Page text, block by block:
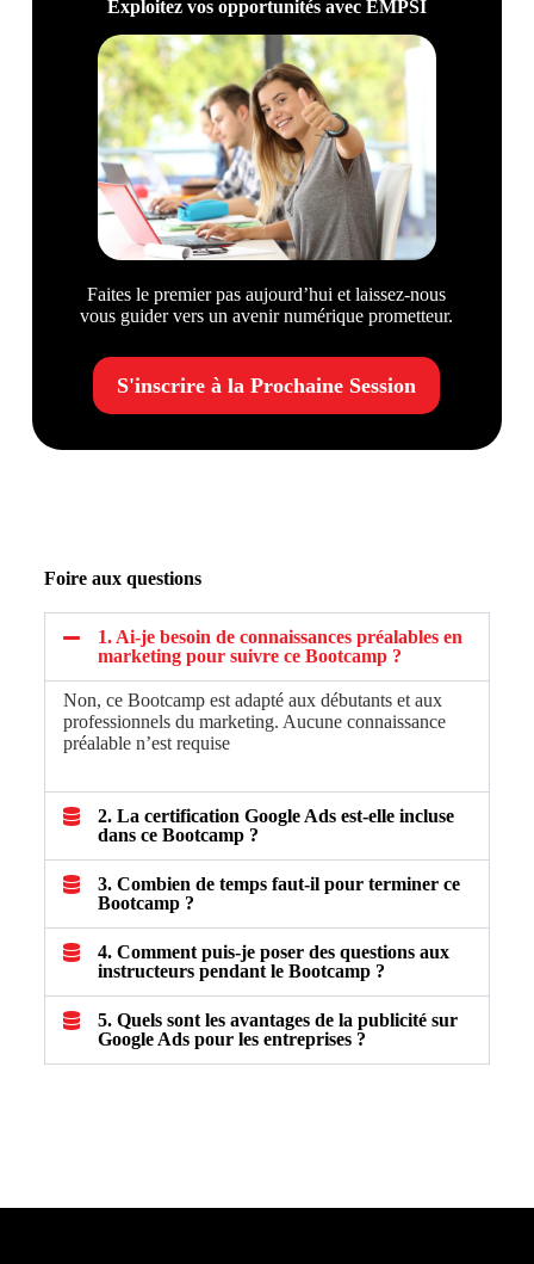
Exploitez vos opportunités avec EMPSI
Faites le premier pas aujourd’hui et laissez-nous
vous guider vers un avenir numérique prometteur.
S'inscrire à la Prochaine Session
Foire aux questions
1. Ai-je besoin de connaissances préalables en
marketing pour suivre ce Bootcamp ?
Non, ce Bootcamp est adapté aux débutants et aux
professionnels du marketing. Aucune connaissance
préalable n’est requise
2. La certification Google Ads est-elle incluse
dans ce Bootcamp ?
3. Combien de temps faut-il pour terminer ce
Bootcamp ?
4. Comment puis-je poser des questions aux
instructeurs pendant le Bootcamp ?
5. Quels sont les avantages de la publicité sur
Google Ads pour les entreprises ?